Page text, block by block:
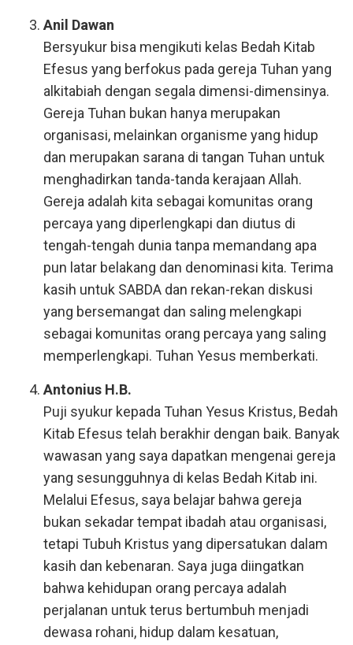
Anil Dawan
Bersyukur bisa mengikuti kelas Bedah Kitab
Efesus yang berfokus pada gereja Tuhan yang
alkitabiah dengan segala dimensi-dimensinya.
Gereja Tuhan bukan hanya merupakan
organisasi, melainkan organisme yang hidup
dan merupakan sarana di tangan Tuhan untuk
menghadirkan tanda-tanda kerajaan Allah.
Gereja adalah kita sebagai komunitas orang
percaya yang diperlengkapi dan diutus di
tengah-tengah dunia tanpa memandang apa
pun latar belakang dan denominasi kita. Terima
kasih untuk SABDA dan rekan-rekan diskusi
yang bersemangat dan saling melengkapi
sebagai komunitas orang percaya yang saling
memperlengkapi. Tuhan Yesus memberkati.
Antonius H.B.
Puji syukur kepada Tuhan Yesus Kristus, Bedah
Kitab Efesus telah berakhir dengan baik. Banyak
wawasan yang saya dapatkan mengenai gereja
yang sesungguhnya di kelas Bedah Kitab ini.
Melalui Efesus, saya belajar bahwa gereja
bukan sekadar tempat ibadah atau organisasi,
tetapi Tubuh Kristus yang dipersatukan dalam
kasih dan kebenaran. Saya juga diingatkan
bahwa kehidupan orang percaya adalah
perjalanan untuk terus bertumbuh menjadi
dewasa rohani, hidup dalam kesatuan,